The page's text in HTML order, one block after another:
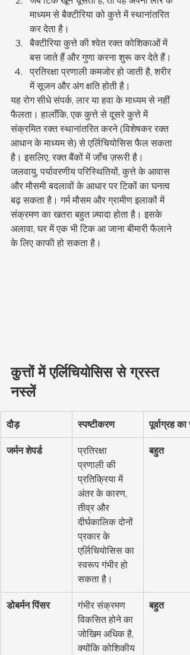
माध्यम से बैक्टीरिया को कुत्ते में स्थानांतरित
कर देता है।
बैक्टीरिया कुत्ते की श्वेत रक्त कोशिकाओं में
बस जाते हैं और गुणा करना शुरू कर देते हैं।
प्रतिरक्षा प्रणाली कमजोर हो जाती है, शरीर
में सूजन और अंग क्षति होती है।
यह रोग सीधे संपर्क, लार या हवा के माध्यम से नहीं
फैलता। हालाँकि, एक कुत्ते से दूसरे कुत्ते में
संक्रमित रक्त स्थानांतरित करने (विशेषकर रक्त
आधान के माध्यम से) से एर्लिचियोसिस फैल सकता
है। इसलिए, रक्त बैंकों में जाँच ज़रूरी है।
जलवायु, पर्यावरणीय परिस्थितियों, कुत्ते के आवास
और मौसमी बदलावों के आधार पर टिकों का घनत्व
बढ़ सकता है। गर्म मौसम और ग्रामीण इलाकों में
संक्रमण का खतरा बहुत ज़्यादा होता है। इसके
अलावा, घर में एक भी टिक आ जाना बीमारी फैलाने
के लिए काफी हो सकता है।
कुत्तों में एर्लिचियोसिस से ग्रस्त
नस्लें
दौड़ स्पष्टीकरण पूर्वाग्रह का
जर्मन शेपर्ड
प्रतिरक्षा
प्रणाली की
प्रतिक्रिया में
अंतर के कारण,
तीव्र और
दीर्घकालिक दोनों
प्रकार के
एर्लिचियोसिस का
स्वरूप गंभीर हो
सकता है।
बहुत
डोबर्मन पिंसर
गंभीर संक्रमण
विकसित होने का
जोखिम अधिक है,
क्योंकि कोशिकीय
बहुत